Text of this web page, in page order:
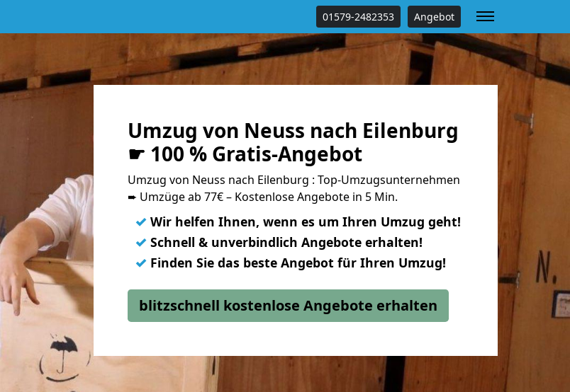
01579-2482353 Angebot
Umzug von Neuss nach Eilenburg
☛ 100 % Gratis-Angebot
Umzug von Neuss nach Eilenburg : Top-Umzugsunternehmen
➨ Umzüge ab 77€ – Kostenlose Angebote in 5 Min.
✓ Wir helfen Ihnen, wenn es um Ihren Umzug geht!
✓ Schnell & unverbindlich Angebote erhalten!
✓ Finden Sie das beste Angebot für Ihren Umzug!
blitzschnell kostenlose Angebote erhalten